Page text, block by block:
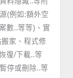
(例如:額外空
數..等等)、實
家、程式修
復/下載..等
停或刪除..等